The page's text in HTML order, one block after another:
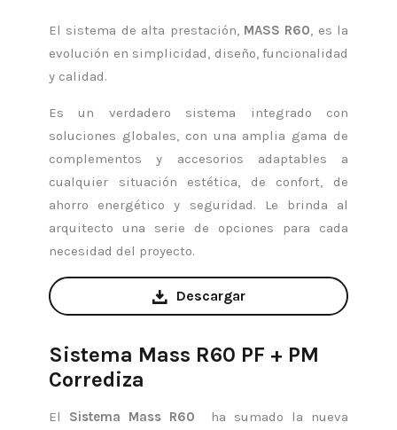
El sistema de alta prestación, MASS R60 , es la
evolución en simplicidad, diseño, funcionalidad
y calidad.
Es un verdadero sistema integrado con
soluciones globales, con una amplia gama de
complementos y accesorios adaptables a
cualquier situación estética, de confort, de
ahorro energético y seguridad. Le brinda al
arquitecto una serie de opciones para cada
necesidad del proyecto.
Descargar
Sistema Mass R60 PF + PM
Corrediza
El Sistema Mass R60 ha sumado la nueva